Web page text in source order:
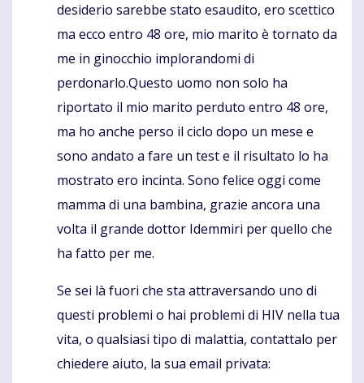
desiderio sarebbe stato esaudito, ero scettico
ma ecco entro 48 ore, mio ​​marito è tornato da
me in ginocchio implorandomi di
perdonarlo.Questo uomo non solo ha
riportato il mio marito perduto entro 48 ore,
ma ho anche perso il ciclo dopo un mese e
sono andato a fare un test e il risultato lo ha
mostrato ero incinta. Sono felice oggi come
mamma di una bambina, grazie ancora una
volta il grande dottor Idemmiri per quello che
ha fatto per me.
Se sei là fuori che sta attraversando uno di
questi problemi o hai problemi di HIV nella tua
vita, o qualsiasi tipo di malattia, contattalo per
chiedere aiuto, la sua email privata: